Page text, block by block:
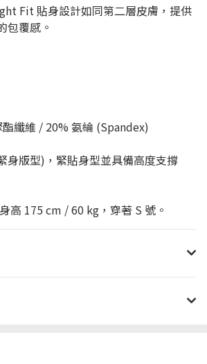
Fit 貼身設計如同第二層皮膚，提供
包覆感。
纖維 / 20% 氨綸 (Spandex)
版型)，緊貼身型並具備高度支撐
高 175 cm / 60 kg，穿著 S 號。